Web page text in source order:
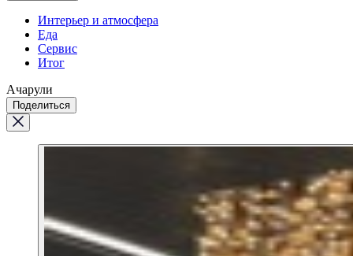
Интерьер и атмосфера
Еда
Сервис
Итог
Ачарули
Поделиться